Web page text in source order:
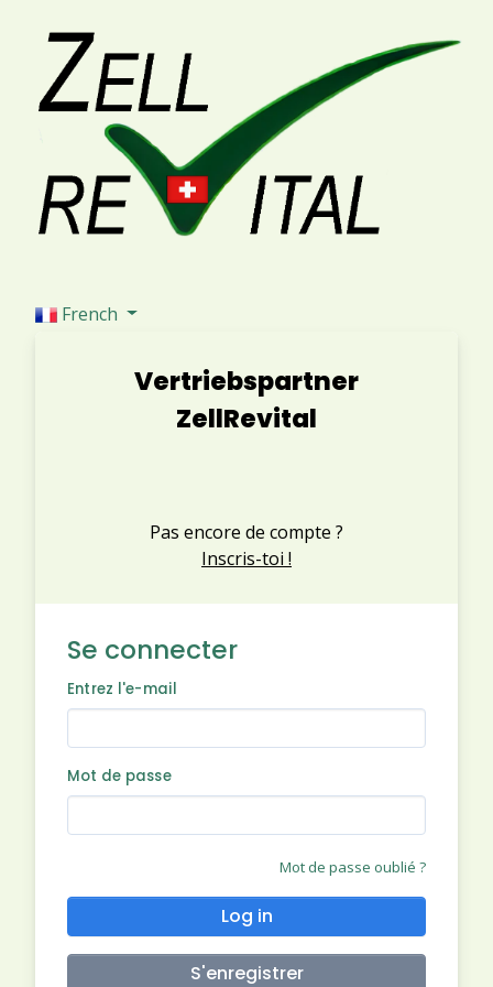
French
Vertriebspartner
ZellRevital
Pas encore de compte ?
Inscris-toi !
Se connecter
Entrez l'e-mail
Mot de passe
Mot de passe oublié ?
Log in
S'enregistrer